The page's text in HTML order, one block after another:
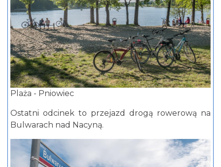
Plaża - Pniowiec
Ostatni odcinek to przejazd drogą rowerową na
Bulwarach nad Nacyną.